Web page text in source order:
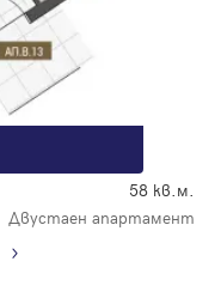
58 кв.м.
Двустаен апартамент